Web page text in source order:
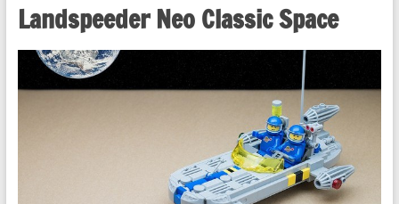
Landspeeder Neo Classic Space